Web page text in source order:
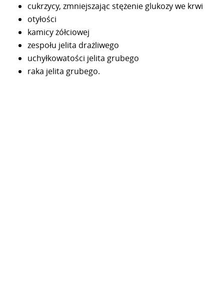
cukrzycy, zmniejszając stężenie glukozy we krwi
otyłości
kamicy żółciowej
zespołu jelita drażliwego
uchyłkowatości jelita grubego
raka jelita grubego.